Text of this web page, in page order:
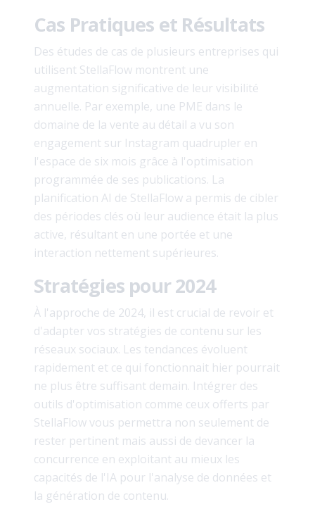
Cas Pratiques et Résultats
Des études de cas de plusieurs entreprises qui
utilisent StellaFlow montrent une
augmentation significative de leur visibilité
annuelle. Par exemple, une PME dans le
domaine de la vente au détail a vu son
engagement sur Instagram quadrupler en
l'espace de six mois grâce à l'optimisation
programmée de ses publications. La
planification AI de StellaFlow a permis de cibler
des périodes clés où leur audience était la plus
active, résultant en une portée et une
interaction nettement supérieures.
Stratégies pour 2024
À l'approche de 2024, il est crucial de revoir et
d'adapter vos stratégies de contenu sur les
réseaux sociaux. Les tendances évoluent
rapidement et ce qui fonctionnait hier pourrait
ne plus être suffisant demain. Intégrer des
outils d'optimisation comme ceux offerts par
StellaFlow vous permettra non seulement de
rester pertinent mais aussi de devancer la
concurrence en exploitant au mieux les
capacités de l'IA pour l'analyse de données et
la génération de contenu.